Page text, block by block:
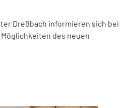
Dreßbach informieren sich bei
des neuen